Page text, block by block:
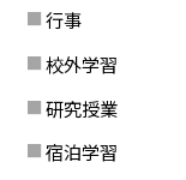
行事
校外学習
研究授業
宿泊学習